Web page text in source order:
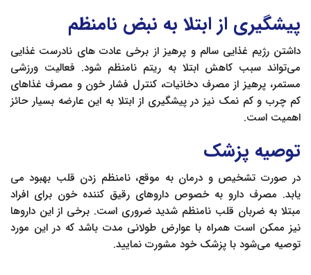
پیشگیری از ابتلا به نبض نامنظم
داشتن رژیم غذایی سالم و پرهیز از برخی عادت های نادرست غذایی
می‌تواند سبب کاهش ابتلا به ریتم نامنظم شود. فعالیت ورزشی
مستمر، پرهیز از مصرف دخانیات، کنترل فشار خون و مصرف غذاهای
کم چرب و کم نمک نیز در پیشگیری از ابتلا به این عارضه بسیار حائز
اهمیت است.
توصیه پزشک
در صورت تشخیص و درمان به موقع، نامنظم زدن قلب بهبود می
یابد. مصرف دارو به خصوص داروهای رقیق کننده خون برای افراد
مبتلا به ضربان قلب نامنظم شدید ضروری است. برخی از این داروها
نیز ممکن است همراه با عوارض طولانی مدت باشد که در این مورد
توصیه می‌شود با پزشک خود مشورت نمایید.